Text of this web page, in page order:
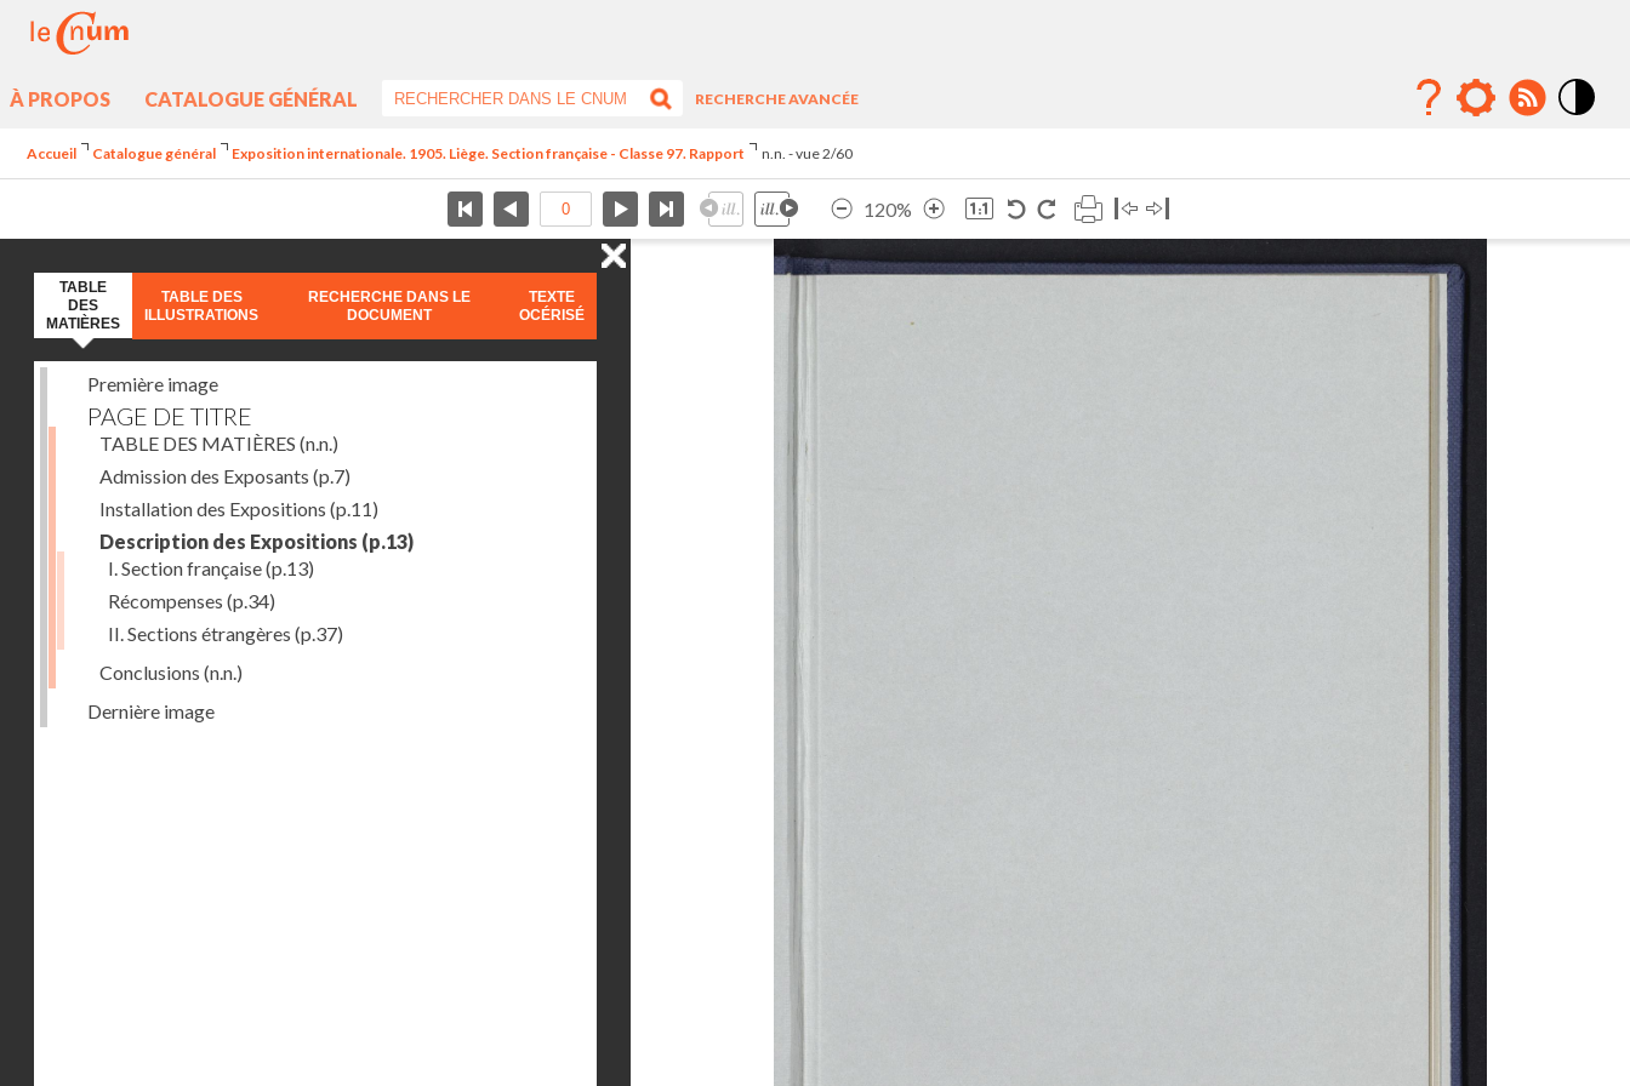
À PROPOS CATALOGUE GÉNÉRAL
RECHERCHE AVANCÉE
Accueil Catalogue général Exposition internationale. 1905. Liège. Section française - Classe 97. Rapport n.n. - vue 2/60
120%
TABLE
DES
MATIÈRES
TABLE DES
ILLUSTRATIONS
RECHERCHE DANS LE
DOCUMENT
TEXTE
OCÉRISÉ
Première image
PAGE DE TITRE
TABLE DES MATIÈRES (n.n.)
Admission des Exposants (p.7)
Installation des Expositions (p.11)
Description des Expositions (p.13)
I. Section française(p.13)
Récompenses (p.34)
II. Sections étrangères (p.37)
Conclusions (n.n.)
Dernière image